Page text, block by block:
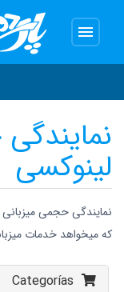
menu
لینوکسی
نمایندگی حجمی
که میخواهد خدمات
Categorías